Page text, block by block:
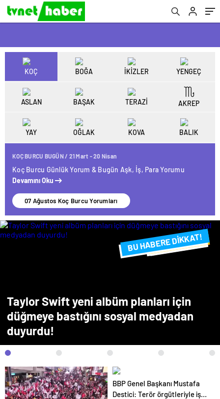
KOÇ BOĞA İKİZLER YENGEÇ
ASLAN BAŞAK TERAZİ AKREP
YAY OĞLAK KOVA BALIK
KOÇ BURCU BUGÜN / 21 Mart - 20 Nisan
Koç Burcu Günlük Yorum & Bugün Aşk, İş, Para Yorumu
Devamını Oku
07 Ağustos Koç Burcu Yorumları
Taylor Swift yeni albüm planları için
düğmeye bastığını sosyal medyadan
duyurdu!
SON DAKİKA
FLAŞ FLAŞ...
BU HABERE DİKKAT!
BBP Genel Başkanı Mustafa
Destici: Terör örgütleriyle iş